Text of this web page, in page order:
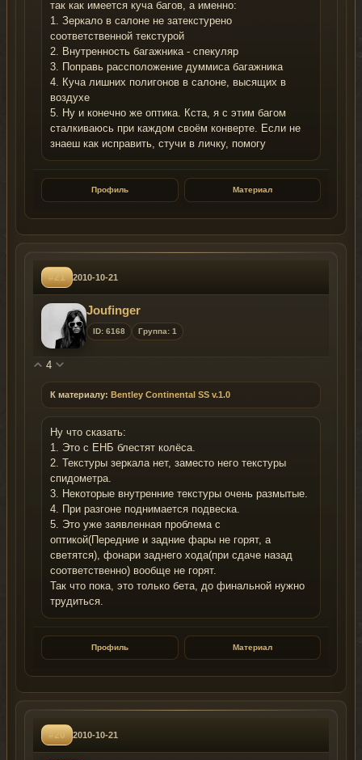
так как имеется куча багов, а именно:
1. Зеркало в салоне не затекстурено
соответственной текстурой
2. Внутренность багажника - спекуляр
3. Поправь рассположение думмиса багажника
4. Куча лишних полигонов в салоне, высящих в
воздухе
5. Ну и конечно же оптика. Кста, я с этим багом
сталкиваюсь при каждом своём конверте. Если не
знаеш как исправить, стyчи в личку, помогу
Профиль Материал
#21 2010-10-21
Joufinger
ID: 6168 Группа: 1
4
К материалу: Bentley Continental SS v.1.0
Ну что сказать:
1. Это с ЕНБ блестят колёса.
2. Текстуры зеркала нет, заместо него текстуры
спидометра.
3. Некоторые внутренние текстуры очень размытые.
4. При разгоне поднимается подвеска.
5. Это уже заявленная проблема с
оптикой(Передние и задние фары не горят, а
светятся), фонари заднего хода(при сдаче назад
соответственно) вообще не горят.
Так что пока, это только бета, до финальной нужно
трудиться.
Профиль Материал
#20 2010-10-21